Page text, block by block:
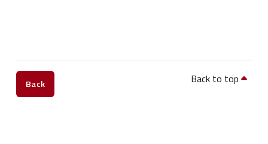
Back Back to top